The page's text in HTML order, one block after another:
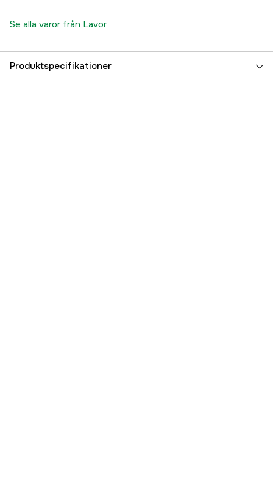
Se alla varor från Lavor
Produktspecifikationer